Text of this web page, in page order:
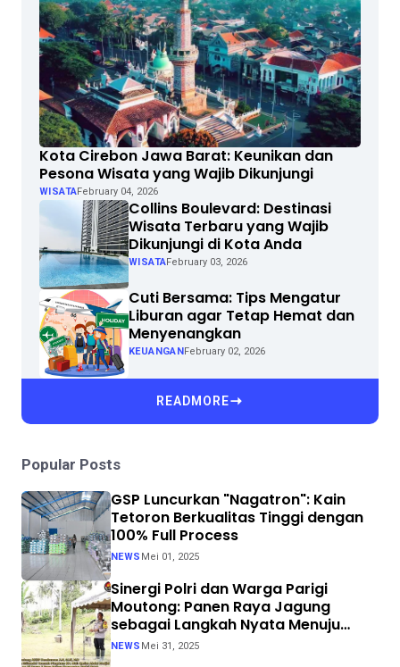
Kota Cirebon Jawa Barat: Keunikan dan
Pesona Wisata yang Wajib Dikunjungi
WISATAFebruary 04, 2026
Collins Boulevard: Destinasi
Wisata Terbaru yang Wajib
Dikunjungi di Kota Anda
WISATAFebruary 03, 2026
Cuti Bersama: Tips Mengatur
Liburan agar Tetap Hemat dan
Menyenangkan
KEUANGAN February 02, 2026
READMORE
Popular Posts
GSP Luncurkan "Nagatron": Kain
Tetoron Berkualitas Tinggi dengan
100% Full Process
NEWS Mei 01, 2025
Sinergi Polri dan Warga Parigi
Moutong: Panen Raya Jagung
sebagai Langkah Nyata Menuju
Swasembada Pangan
NEWS Mei 31, 2025